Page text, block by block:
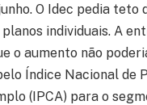
O Idec pedia teto
individuais. A
o aumento não
Índice Nacional de
(IPCA) para o